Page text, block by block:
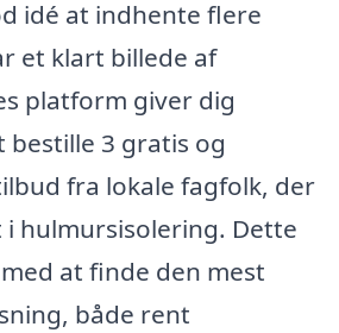
idé at indhente flere
et klart billede af
platform giver dig
3 gratis og
fra lokale fagfolk, der
i hulmursisolering. Dette
at finde den mest
både rent